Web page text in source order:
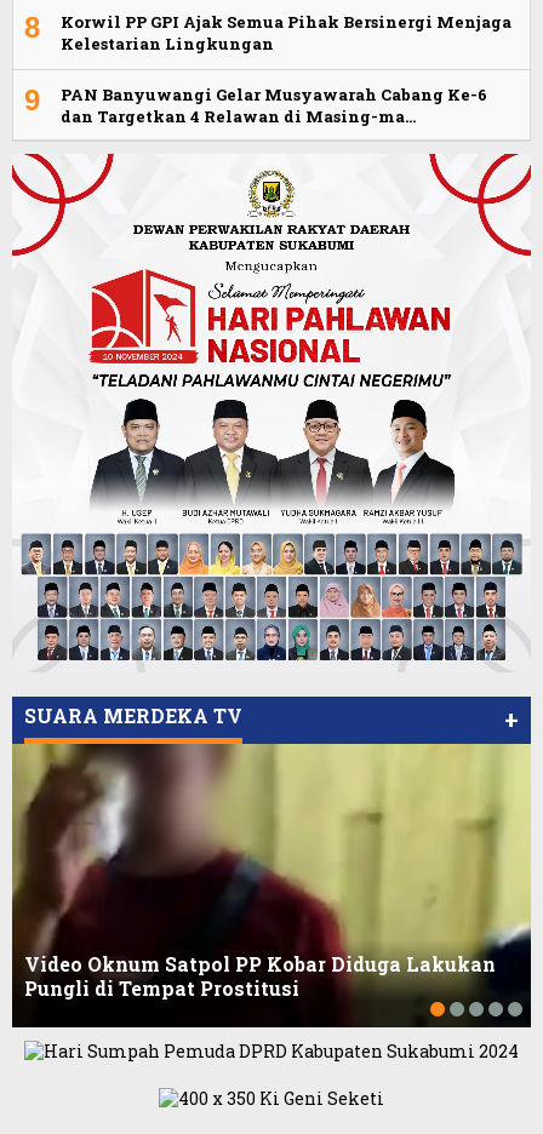
8
Korwil PP GPI Ajak Semua Pihak Bersinergi Menjaga
Kelestarian Lingkungan
9
PAN Banyuwangi Gelar Musyawarah Cabang Ke-6
dan Targetkan 4 Relawan di Masing-ma…
SUARA MERDEKA TV +
Billabong, Sekretaris GPI: Kedua Tokoh…
Jakarta
Video Oknum Satpol PP Kobar Diduga Lakukan
Pungli di Tempat Prostitusi